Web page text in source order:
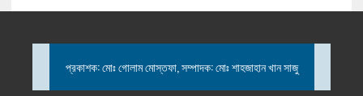
প্রকাশক: মোঃ গোলাম মোস্তফা, সম্পাদক: মোঃ শাহজাহান খান সাজু